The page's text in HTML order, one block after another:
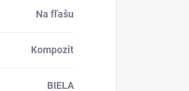
Na fľašu
Kompozit
BIELA